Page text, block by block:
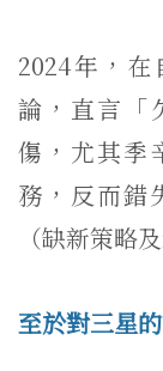
2024年，
論，直言「
傷，尤其季
務，反而錯
（缺新策略
至於對三星